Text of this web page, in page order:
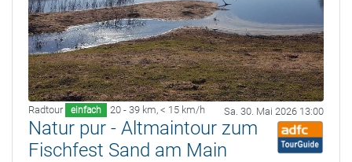
Radtour einfach 20 - 39 km, < 15 km/h Sa. 30. Mai 2026 13:00
Natur pur - Altmaintour zum
Fischfest Sand am Main